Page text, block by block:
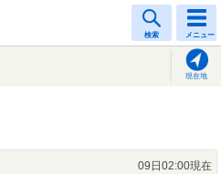
検索 メニュー
現在地
09日02:00現在